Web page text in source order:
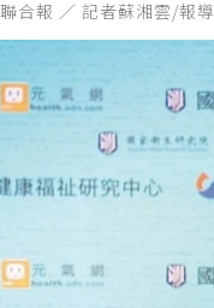
聯合報 ／ 記者蘇湘雲/報導